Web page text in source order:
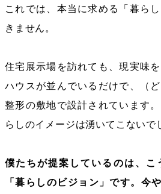
これでは、本当に求める「暮ら
きません。
住宅展示場を訪れても、現実味
ハウスが並んでいるだけで、（
整形の敷地で設計されています
らしのイメージは湧いてこないで
僕たちが提案しているのは、こ
「暮らしのビジョン」です。今